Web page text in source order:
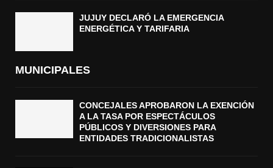
JUJUY DECLARÓ LA EMERGENCIA
ENERGÉTICA Y TARIFARIA
MUNICIPALES
CONCEJALES APROBARON LA EXENCIÓN
A LA TASA POR ESPECTÁCULOS
PÚBLICOS Y DIVERSIONES PARA
ENTIDADES TRADICIONALISTAS